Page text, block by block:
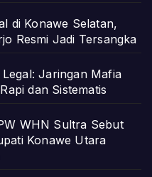
di Konawe Selatan,
Resmi Jadi Tersangka
Jaringan Mafia
dan Sistematis
WHN Sultra Sebut
Konawe Utara